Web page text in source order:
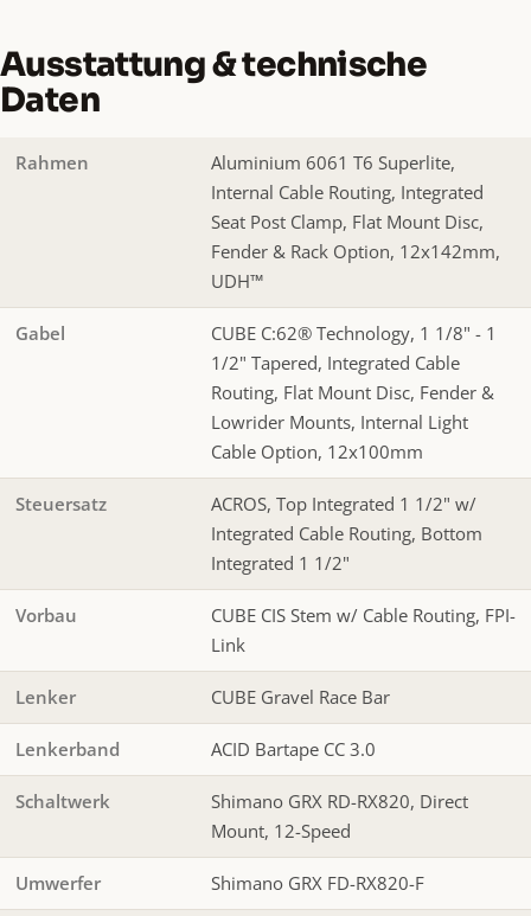
Ausstattung & technische
Daten
Rahmen
Aluminium 6061 T6 Superlite,
Internal Cable Routing, Integrated
Seat Post Clamp, Flat Mount Disc,
Fender & Rack Option, 12x142mm,
UDH™
Gabel
CUBE C:62® Technology, 1 1/8" - 1
1/2" Tapered, Integrated Cable
Routing, Flat Mount Disc, Fender &
Lowrider Mounts, Internal Light
Cable Option, 12x100mm
Steuersatz
ACROS, Top Integrated 1 1/2" w/
Integrated Cable Routing, Bottom
Integrated 1 1/2"
Vorbau
CUBE CIS Stem w/ Cable Routing, FPI-
Link
Lenker CUBE Gravel Race Bar
Lenkerband ACID Bartape CC 3.0
Schaltwerk
Shimano GRX RD-RX820, Direct
Mount, 12-Speed
Umwerfer Shimano GRX FD-RX820-F